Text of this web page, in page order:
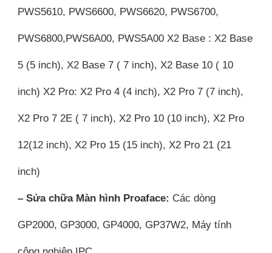
PWS5610, PWS6600, PWS6620, PWS6700,
PWS6800,PWS6A00, PWS5A00 X2 Base : X2 Base
5 (5 inch), X2 Base 7 ( 7 inch), X2 Base 10 ( 10
inch) X2 Pro: X2 Pro 4 (4 inch), X2 Pro 7 (7 inch),
X2 Pro 7 2E ( 7 inch), X2 Pro 10 (10 inch), X2 Pro
12(12 inch), X2 Pro 15 (15 inch), X2 Pro 21 (21
inch)
– Sửa chữa Màn hình Proaface: Các dòng
GP2000, GP3000, GP4000, GP37W2, Máy tính